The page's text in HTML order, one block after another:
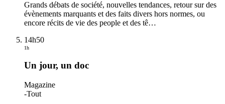
Grands débats de société, nouvelles tendances, retour sur des
évènements marquants et des faits divers hors normes, ou
encore récits de vie des people et des tê…
14h50
1h
Un jour, un doc
Magazine
-Tout